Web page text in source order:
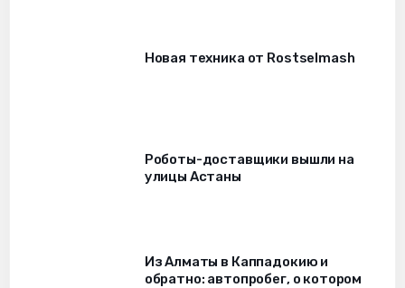
Новая техника от Rostselmash
Роботы-доставщики вышли на
улицы Астаны
Из Алматы в Каппадокию и
обратно: автопробег, о котором